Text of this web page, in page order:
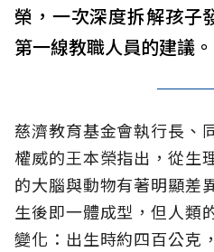
榮，一次深度拆解孩子
第一線教職人員的建議。
慈濟教育基金會執行長、
權威的王本榮指出，從生
的大腦與動物有著明顯差
生後即一體成型，但人類
變化：出生時約四百公克